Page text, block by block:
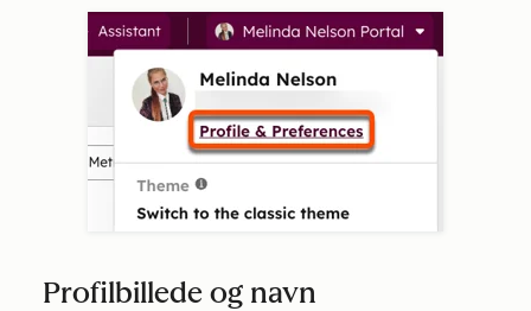
Profilbillede og navn